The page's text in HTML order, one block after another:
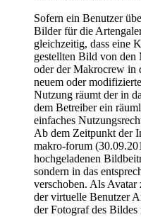
Sofern ein Benutzer
Bilder für die
gleichzeitig, dass eine
gestellten Bild von
oder der Makrocrew in
neuem oder
Nutzung räumt der in
dem Betreiber ein
einfaches
Ab dem Zeitpunkt der
makro-forum
hochgeladenen
sondern in das
verschoben. Als
der virtuelle Benutzer
der Fotograf des Bildes